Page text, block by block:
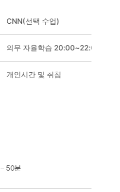
CNN(선택 수업)
의무 자율학습 20:00~22:00 , 권
개인시간 및 취침
– 50분